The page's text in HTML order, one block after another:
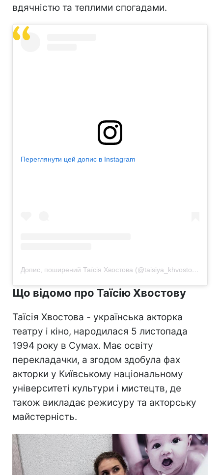
вдячністю та теплими спогадами.
Переглянути цей допис в Instagram
Допис, поширений Таїсія Хвостова (@taisiya_khvostova)
Що відомо про Таїсію Хвостову
Таїсія Хвостова - українська акторка
театру і кіно, народилася 5 листопада
1994 року в Сумах. Має освіту
перекладачки, а згодом здобула фах
акторки у Київському національному
університеті культури і мистецтв, де
також викладає режисуру та акторську
майстерність.